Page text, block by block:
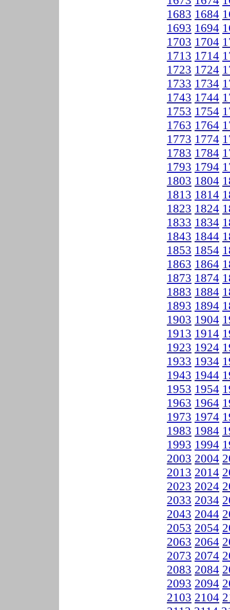
1683 1684
1693 1694
1703 1704
1713 1714
1723 1724
1733 1734
1743 1744
1753 1754
1763 1764
1773 1774
1783 1784
1793 1794
1803 1804
1813 1814
1823 1824
1833 1834
1843 1844
1853 1854
1863 1864
1873 1874
1883 1884
1893 1894
1903 1904
1913 1914
1923 1924
1933 1934
1943 1944
1953 1954
1963 1964
1973 1974
1983 1984
1993 1994
2003 2004
2013 2014
2023 2024
2033 2034
2043 2044
2053 2054
2063 2064
2073 2074
2083 2084
2093 2094
2103 2104